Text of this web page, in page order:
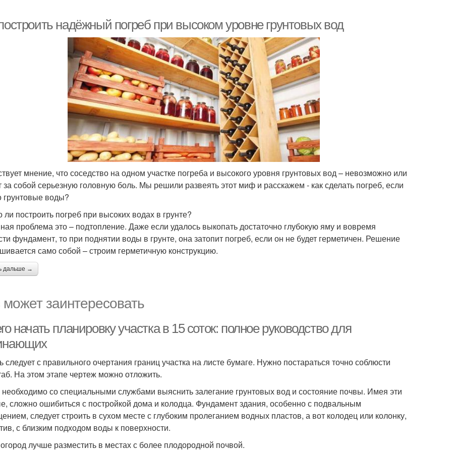
надёжный погреб при высоком уровне грунтовых вод
мнение, что соседство на одном участке погреба и высокого уровня грунтовых вод – невозможно или
за собой серьезную головную боль. Мы решили развеять этот миф и расскажем - как сделать погреб, если
грунтовые воды?
построить погреб при высоких водах в грунте?
проблема это – подтопление. Даже если удалось выкопать достаточно глубокую яму и вовремя
фундамент, то при поднятии воды в грунте, она затопит погреб, если он не будет герметичен. Решение
само собой – строим герметичную конструкцию.
дальше →
заинтересовать
начать планировку участка в 15 соток: полное руководство для
следует с правильного очертания границ участка на листе бумаге. Нужно постараться точно соблюсти
На этом этапе чертеж можно отложить.
со специальными службами выяснить залегание грунтовых вод и состояние почвы. Имея эти
сложно ошибиться с постройкой дома и колодца. Фундамент здания, особенно с подвальным
следует строить в сухом месте с глубоким пролеганием водных пластов, а вот колодец или колонку,
с близким подходом воды к поверхности.
лучше разместить в местах с более плодородной почвой.